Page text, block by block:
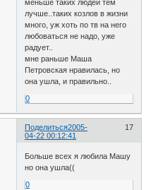
меньше таких людей тем
лучше..таких козлов в жизни
много, уж хоть по тв на него
любоваться не надо, уже
радует..
мне раньше Маша
Петровская нравилась, но
она ушла, и правильно..
0
Поделиться 17
2005-
04-22 00:12:41
Больше всех я любила Машу
но она ушла((
0